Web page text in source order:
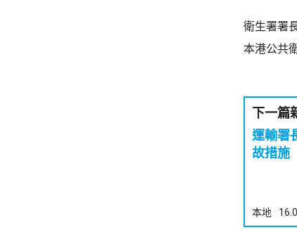
衛生署署
本港公共
下一篇
運輸署
故措施
本地